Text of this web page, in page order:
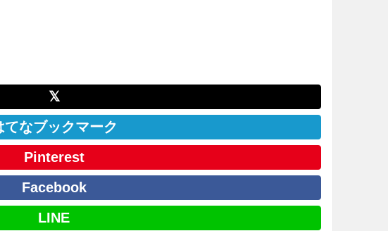
𝕏
てなブックマーク
Pinterest
Facebook
LINE